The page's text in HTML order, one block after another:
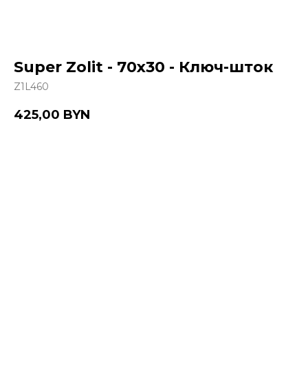
Super Zolit - 70x30 - Ключ-шток
Z1L460
425,00 BYN